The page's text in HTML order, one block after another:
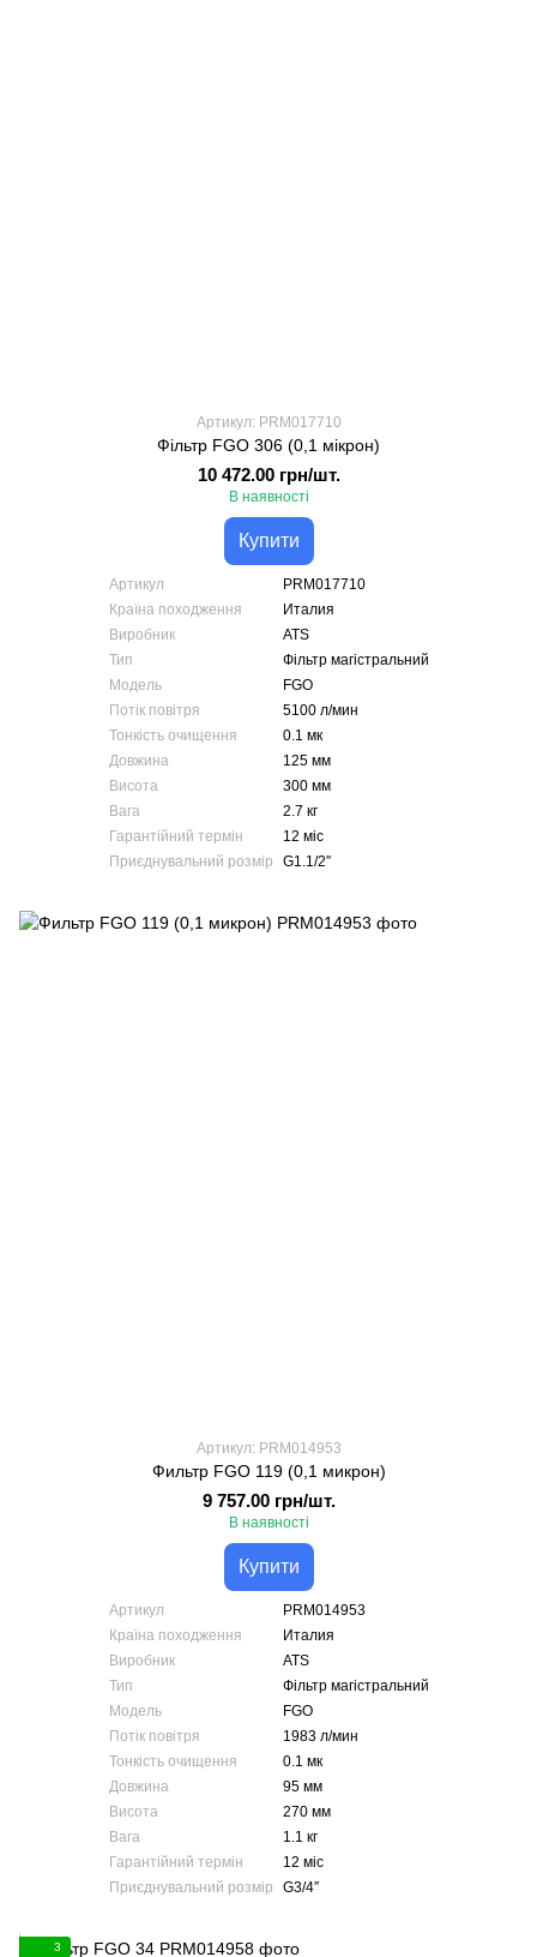
Артикул: PRM017710
Фільтр FGO 306 (0,1 мікрон)
10 472.00 грн/шт.
В наявності
Купити
Артикул
PRM017710
Країна походження
Италия
Виробник
ATS
Тип
Фільтр магістральний
Модель
FGO
Потік повітря
5100 л/мин
Тонкість очищення
0.1 мк
Довжина
125 мм
Висота
300 мм
Вага
2.7 кг
Гарантійний термін
12 міс
Приєднувальний розмір
G1.1/2″
Артикул: PRM014953
Фильтр FGO 119 (0,1 микрон)
9 757.00 грн/шт.
В наявності
Купити
Артикул
PRM014953
Країна походження
Италия
Виробник
ATS
Тип
Фільтр магістральний
Модель
FGO
Потік повітря
1983 л/мин
Тонкість очищення
0.1 мк
Довжина
95 мм
Висота
270 мм
Вага
1.1 кг
Гарантійний термін
12 міс
Приєднувальний розмір
G3/4″
3